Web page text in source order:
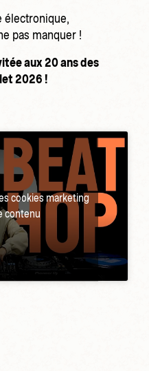
électronique,
pas manquer !
aux 20 ans des
2026 !
cookies marketing
contenu